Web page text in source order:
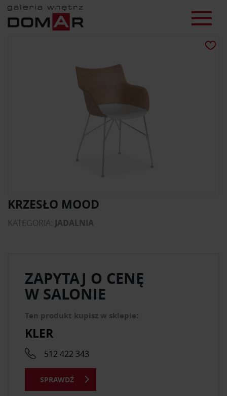
KRZESŁO MOOD
KATEGORIA: JADALNIA
ZAPYTAJ O CENĘ
W SALONIE
Ten produkt kupisz w sklepie:
KLER
512 422 343
SPRAWDŹ